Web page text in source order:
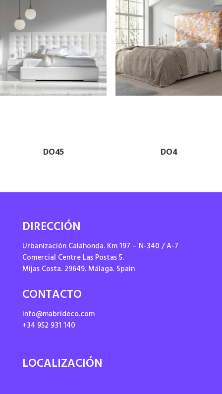
DO45 DO4
DIRECCIÓN
Urbanización Calahonda. Km 197 – N-340 / A-7
Comercial Centre Las Postas 5.
Mijas Costa. 29649. Málaga. Spain
CONTACTO
info@mabrideco.com
+34 952 931 140
LOCALIZACIÓN